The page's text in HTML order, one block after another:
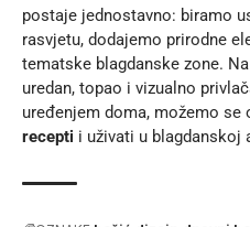
postaje jednostavno: biramo
rasvjetu, dodajemo prirodne
tematske blagdanske zone.
uredan, topao i vizualno
uređenjem doma, možemo se
recepti i uživati u blagdanskoj